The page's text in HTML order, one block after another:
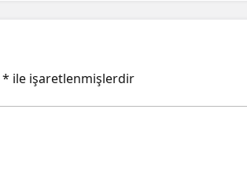
* ile işaretlenmişlerdir